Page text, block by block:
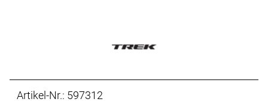
Artikel-Nr.: 597312